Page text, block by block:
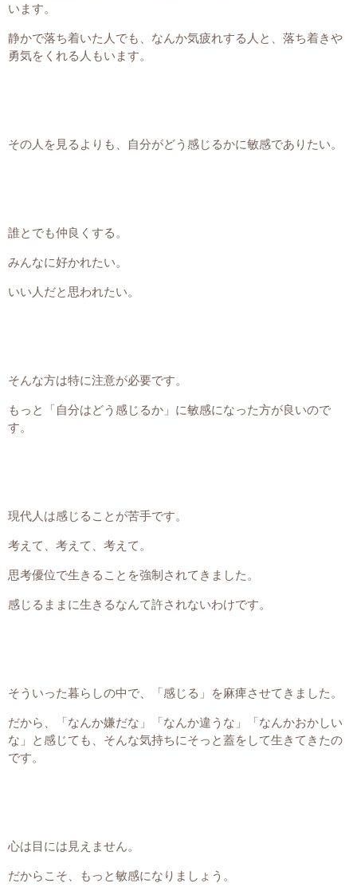
います。
静かで落ち着いた人でも、なんか気疲れする人と、落ち着きや
勇気をくれる人もいます。
その人を見るよりも、自分がどう感じるかに敏感でありたい。
誰とでも仲良くする。
みんなに好かれたい。
いい人だと思われたい。
そんな方は特に注意が必要です。
もっと「自分はどう感じるか」に敏感になった方が良いので
す。
現代人は感じることが苦手です。
考えて、考えて、考えて。
思考優位で生きることを強制されてきました。
感じるままに生きるなんて許されないわけです。
そういった暮らしの中で、「感じる」を麻痺させてきました。
だから、「なんか嫌だな」「なんか違うな」「なんかおかしい
な」と感じても、そんな気持ちにそっと蓋をして生きてきたの
です。
心は目には見えません。
だからこそ、もっと敏感になりましょう。